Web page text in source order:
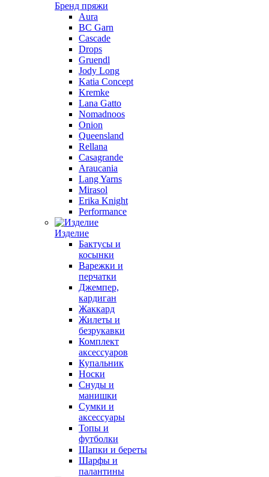
Бренд пряжи
Aura
BC Garn
Cascade
Drops
Gruendl
Jody Long
Katia Concept
Kremke
Lana Gatto
Nomadnoos
Onion
Queensland
Rellana
Casagrande
Araucania
Lang Yarns
Mirasol
Erika Knight
Performance
Изделие
Бактусы и
косынки
Варежки и
перчатки
Джемпер,
кардиган
Жаккард
Жилеты и
безрукавки
Комплект
аксессуаров
Купальник
Носки
Снуды и
манишки
Сумки и
аксессуары
Топы и
футболки
Шапки и береты
Шарфы и
палантины